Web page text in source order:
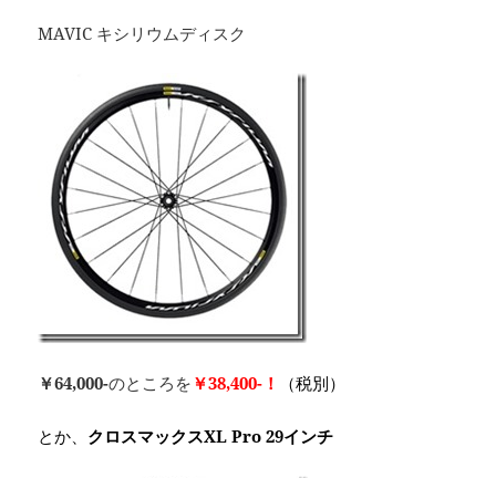
MAVIC キシリウムディスク
￥64,000-のところを ￥38,400-！ （税別）
とか、 クロスマックスXL Pro 29インチ